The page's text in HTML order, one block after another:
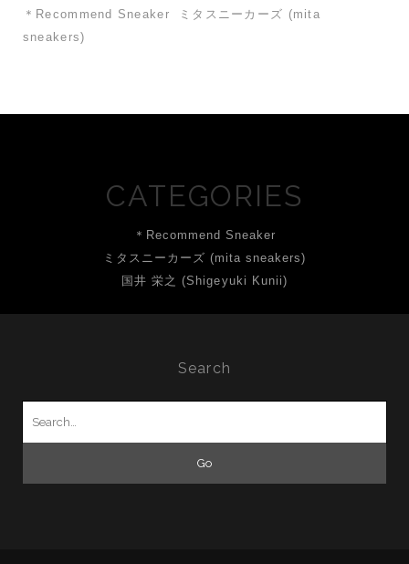
＊Recommend Sneaker
ミタスニーカーズ (mita
sneakers)
CATEGORIES
＊Recommend Sneaker
ミタスニーカーズ (mita sneakers)
国井 栄之 (Shigeyuki Kunii)
Search